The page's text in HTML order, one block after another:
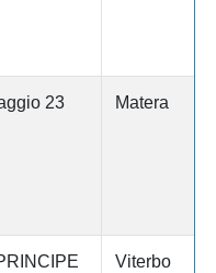
23 Matera
Viterbo